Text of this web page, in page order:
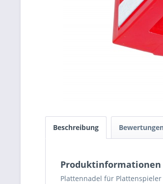
Beschreibung
Produktinformationen
Plattennadel für